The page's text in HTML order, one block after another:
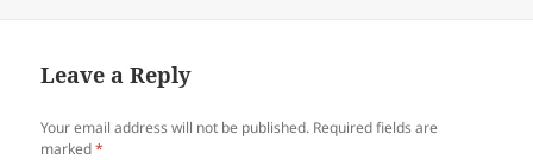
Leave a Reply
Your email address will not be published. Required fields are
marked*